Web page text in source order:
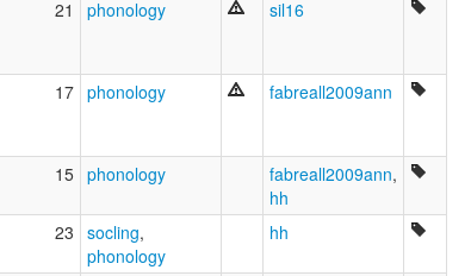
21 phonology sil16
17 phonology fabreall2009ann
15 phonology fabreall2009ann,
hh
23 socling,
phonology
hh